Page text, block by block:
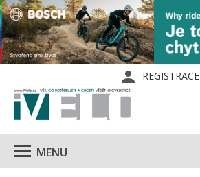
REGISTRACE
MENU